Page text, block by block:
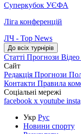
Суперкубок УЄФА
Ліга конференцій
ЛЧ - Top News
До всіх турнірів
Статті Прогнози Відео
Сайт
Редакція Прогнози
Контакти Правила
Соціальні мережі
facebook x youtube
Укр Рус
Новини спорту